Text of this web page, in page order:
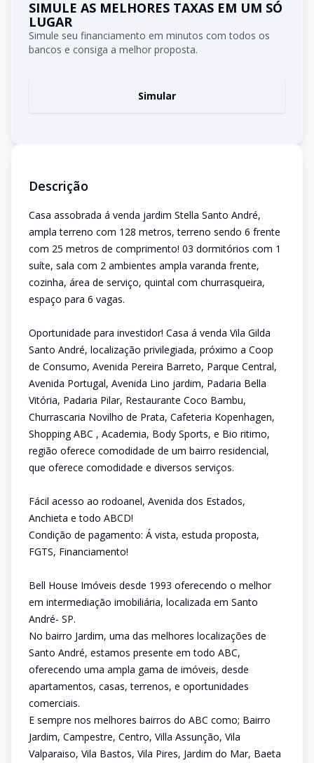
SIMULE AS MELHORES TAXAS EM UM SÓ
LUGAR
Simule seu financiamento em minutos com todos os
bancos e consiga a melhor proposta.
Simular
Descrição
Casa assobrada á venda jardim Stella Santo André,
ampla terreno com 128 metros, terreno sendo 6 frente
com 25 metros de comprimento! 03 dormitórios com 1
suíte, sala com 2 ambientes ampla varanda frente,
cozinha, área de serviço, quintal com churrasqueira,
espaço para 6 vagas.
Oportunidade para investidor! Casa á venda Vila Gilda
Santo André, localização privilegiada, próximo a Coop
de Consumo, Avenida Pereira Barreto, Parque Central,
Avenida Portugal, Avenida Lino jardim, Padaria Bella
Vitória, Padaria Pilar, Restaurante Coco Bambu,
Churrascaria Novilho de Prata, Cafeteria Kopenhagen,
Shopping ABC , Academia, Body Sports, e Bio ritimo,
região oferece comodidade de um bairro residencial,
que oferece comodidade e diversos serviços.
Fácil acesso ao rodoanel, Avenida dos Estados,
Anchieta e todo ABCD!
Condição de pagamento: Á vista, estuda proposta,
FGTS, Financiamento!
Bell House Imóveis desde 1993 oferecendo o melhor
em intermediação imobiliária, localizada em Santo
André- SP.
No bairro Jardim, uma das melhores localizações de
Santo André, estamos presente em todo ABC,
oferecendo uma ampla gama de imóveis, desde
apartamentos, casas, terrenos, e oportunidades
comerciais.
E sempre nos melhores bairros do ABC como; Bairro
Jardim, Campestre, Centro, Villa Assunção, Vila
Valparaiso, Vila Bastos, Vila Pires, Jardim do Mar, Baeta